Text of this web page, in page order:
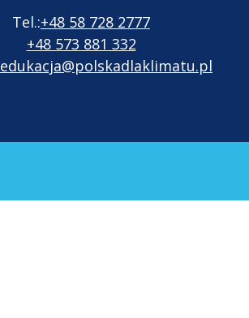
Tel.:+48 58 728 2777
+48 573 881 332
edukacja@polskadlaklimatu.pl